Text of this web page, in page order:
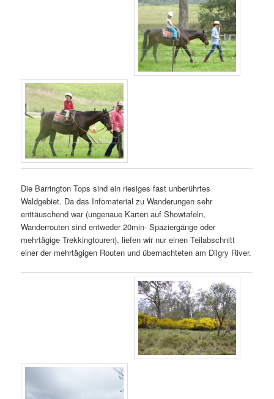
Die Barrington Tops sind ein riesiges fast unberührtes
Waldgebiet. Da das Infomaterial zu Wanderungen sehr
enttäuschend war (ungenaue Karten auf Showtafeln,
Wanderrouten sind entweder 20min- Spaziergänge oder
mehrtägige Trekkingtouren), liefen wir nur einen Teilabschnitt
einer der mehrtägigen Routen und übernachteten am Dilgry River.